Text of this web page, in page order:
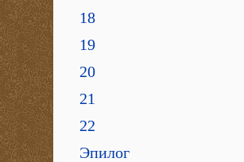
18
19
20
21
22
Эпилог